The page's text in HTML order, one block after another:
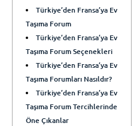
Türkiye’den Fransa’ya Ev
Taşıma Forum
Türkiye’den Fransa’ya Ev
Taşıma Forum Seçenekleri
Türkiye’den Fransa’ya Ev
Taşıma Forumları Nasıldır?
Türkiye’den Fransa’ya Ev
Taşıma Forum Tercihlerinde
Öne Çıkanlar